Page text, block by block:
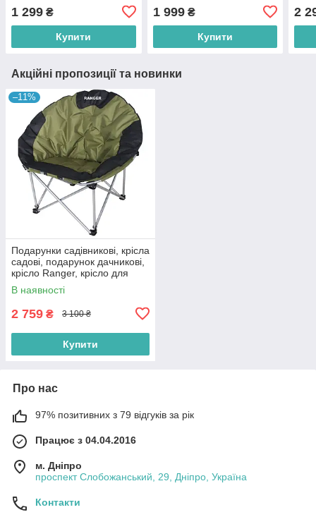
1 299 ₴
Купити
1 999₴
Купити
2
Акційні пропозиції та новинки
–11%
Подарунки садівникові, крісла
садові, подарунок дачникові,
крісло Ranger, крісло для
відпочинку
В наявності
2 759 ₴ 3 100 ₴
Купити
Про нас
97% позитивних з 79 відгуків за рік
Працює з 04.04.2016
м. Дніпро
проспект Слобожанський, 29, Дніпро, Україна
Контакти